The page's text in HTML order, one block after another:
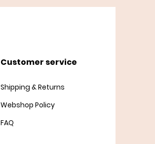
Customer service
Shipping & Returns
Webshop Policy
FAQ